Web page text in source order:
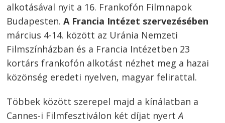
alkotásával nyit a 16. Frankofón Filmnapok
Budapesten. A Francia Intézet szervezésében
március 4-14. között az Uránia Nemzeti
Filmszínházban és a Francia Intézetben 23
kortárs frankofón alkotást nézhet meg a hazai
közönség eredeti nyelven, magyar felirattal.
Többek között szerepel majd a kínálatban a
Cannes-i Filmfesztiválon két díjat nyertA